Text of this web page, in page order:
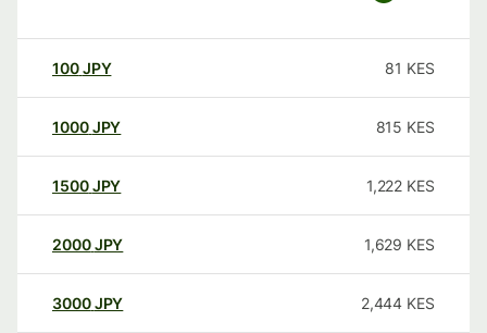
100JPY 81 KES
1000JPY 815 KES
1500JPY 1,222 KES
2000JPY 1,629 KES
3000JPY 2,444 KES